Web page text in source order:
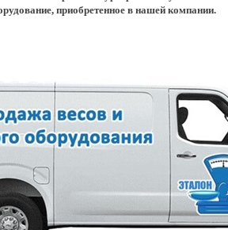
приобретенное в нашей компании.